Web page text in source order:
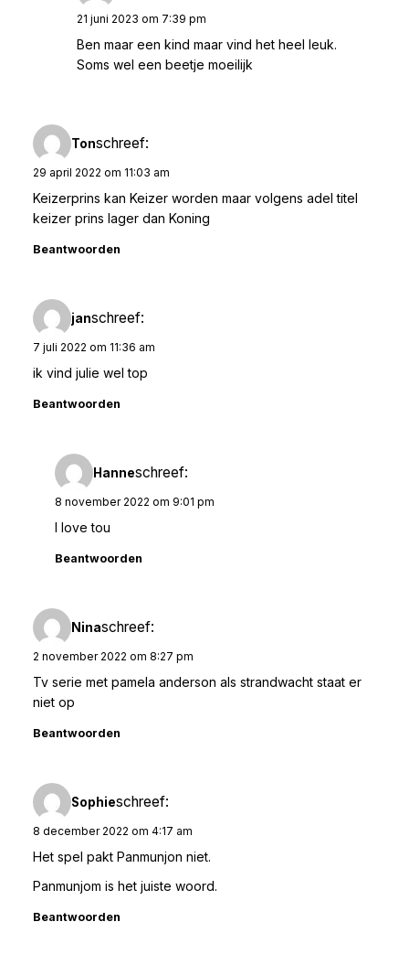
21 juni 2023 om 7:39 pm
Ben maar een kind maar vind het heel leuk.
Soms wel een beetje moeilijk
Tonschreef:
29 april 2022 om 11:03 am
Keizerprins kan Keizer worden maar volgens adel titel
keizer prins lager dan Koning
Beantwoorden
janschreef:
7 juli 2022 om 11:36 am
ik vind julie wel top
Beantwoorden
Hanneschreef:
8 november 2022 om 9:01 pm
I love tou
Beantwoorden
Ninaschreef:
2 november 2022 om 8:27 pm
Tv serie met pamela anderson als strandwacht staat er
niet op
Beantwoorden
Sophieschreef:
8 december 2022 om 4:17 am
Het spel pakt Panmunjon niet.
Panmunjom is het juiste woord.
Beantwoorden